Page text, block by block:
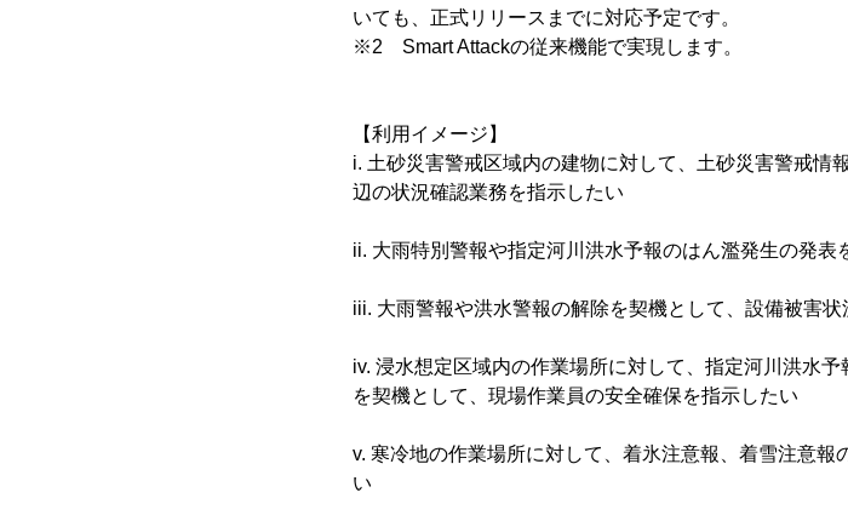
いても、正式リリースまでに対応予定です。
※2 Smart Attackの従来機能で実現します。
【利用イメージ】
i. 土砂災害警戒区域内の建物に対して、土砂災害警戒情
辺の状況確認業務を指示したい
ii. 大雨特別警報や指定河川洪水予報のはん濫発生の発
iii. 大雨警報や洪水警報の解除を契機として、設備被害
iv. 浸水想定区域内の作業場所に対して、指定河川洪水
を契機として、現場作業員の安全確保を指示したい
v. 寒冷地の作業場所に対して、着氷注意報、着雪注意
い